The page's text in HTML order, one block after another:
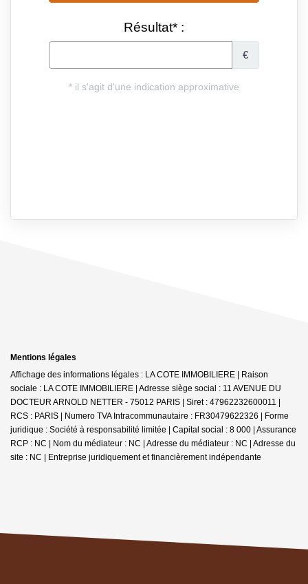
Mentions légales
Affichage des informations légales : LA COTE IMMOBILIERE | Raison
sociale : LA COTE IMMOBILIERE | Adresse siège social : 11 AVENUE DU
DOCTEUR ARNOLD NETTER - 75012 PARIS | Siret : 47962232600011 |
RCS : PARIS | Numero TVA Intracommunautaire : FR30479622326 | Forme
juridique : Société à responsabilité limitée | Capital social : 8 000 | Assurance
RCP : NC | Nom du médiateur : NC | Adresse du médiateur : NC | Adresse du
site : NC | Entreprise juridiquement et financièrement indépendante